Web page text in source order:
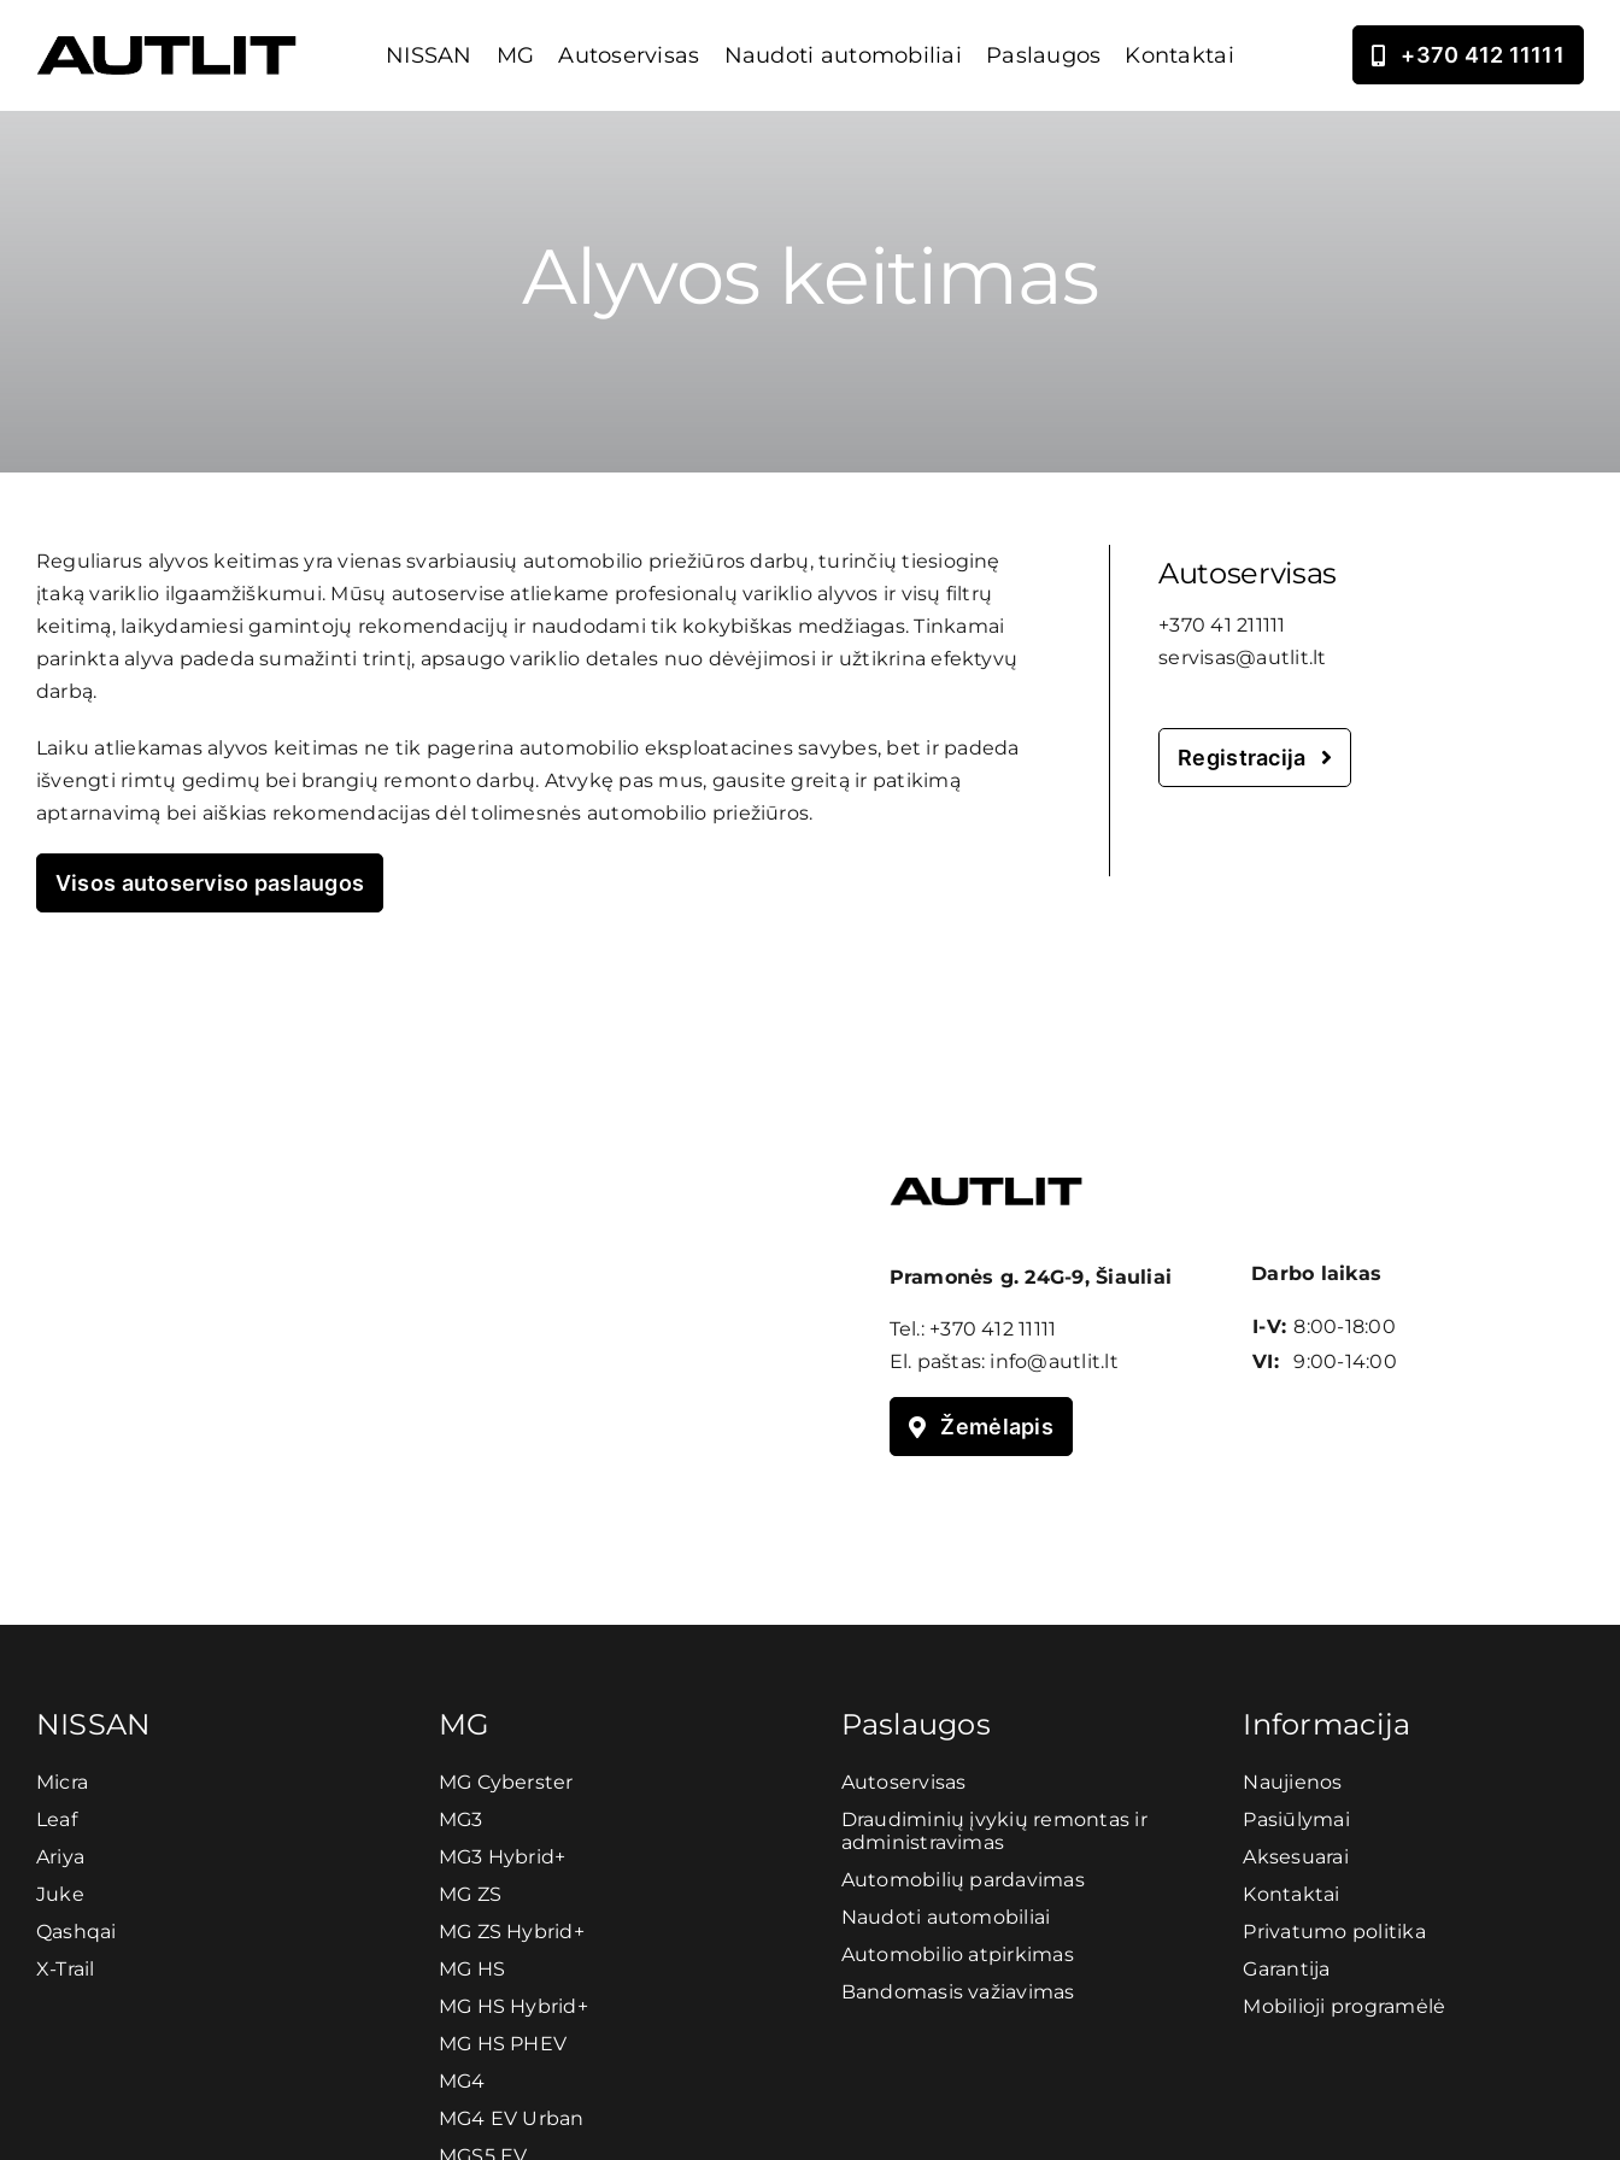
content
NISSAN MG Autoservisas Naudoti automobiliai Paslaugos Kontaktai +370 412 11111
Alyvos keitimas
Reguliarus alyvos keitimas yra vienas svarbiausių automobilio priežiūros darbų, turinčių tiesioginę
įtaką variklio ilgaamžiškumui. Mūsų autoservise atliekame profesionalų variklio alyvos ir visų filtrų
keitimą, laikydamiesi gamintojų rekomendacijų ir naudodami tik kokybiškas medžiagas. Tinkamai
parinkta alyva padeda sumažinti trintį, apsaugo variklio detales nuo dėvėjimosi ir užtikrina efektyvų
darbą.
Laiku atliekamas alyvos keitimas ne tik pagerina automobilio eksploatacines savybes, bet ir padeda
išvengti rimtų gedimų bei brangių remonto darbų. Atvykę pas mus, gausite greitą ir patikimą
aptarnavimą bei aiškias rekomendacijas dėl tolimesnės automobilio priežiūros.
Visos autoserviso paslaugos
Autoservisas
+370 41 211111
servisas@autlit.lt
Registracija
Pramonės g. 24G-9, Šiauliai
Tel.: +370 412 11111
El. paštas: info@autlit.lt
Žemėlapis
Darbo laikas
I-V: 8:00-18:00
VI:
9:00-14:00
NISSAN
Micra
Leaf
Ariya
Juke
Qashqai
X-Trail
MG
MG Cyberster
MG3
MG3 Hybrid+
MG ZS
MG ZS Hybrid+
MG HS
MG HS Hybrid+
MG HS PHEV
MG4
MG4 EV Urban
Paslaugos
Autoservisas
Draudiminių įvykių remontas ir
administravimas
Automobilių pardavimas
Naudoti automobiliai
Automobilio atpirkimas
Bandomasis važiavimas
Informacija
Naujienos
Pasiūlymai
Aksesuarai
Kontaktai
Privatumo politika
Garantija
Mobilioji programėlė